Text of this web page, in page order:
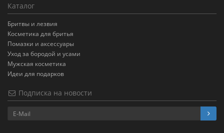
Каталог
Бритвы и лезвия
Косметика для бритья
Помазки и аксессуары
Уход за бородой и усами
Мужская косметика
Идеи для подарков
Подписка на новости